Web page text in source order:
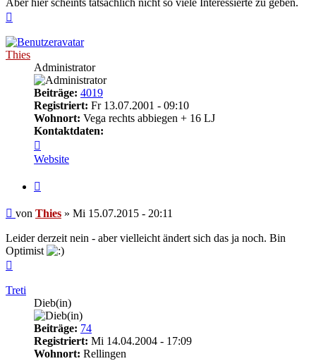
Thies
Administrator
Beiträge: 4019
Registriert: Fr 13.07.2001 - 09:10
Wohnort: Vega rechts abbiegen + 16 LJ
Kontaktdaten:
von
Thies
Website
Beitrag
von Thies » Mi 15.07.2015 - 20:11
Leider derzeit nein - aber vielleicht ändert sich das ja noch. Bin
Optimist
Treti
Dieb(in)
Beiträge: 74
Registriert: Mi 14.04.2004 - 17:09
Wohnort: Rellingen